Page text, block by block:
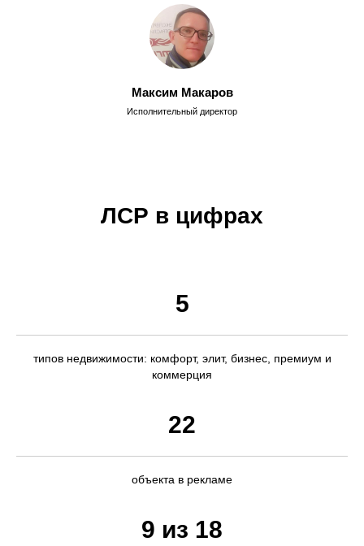
Максим Макаров
Исполнительный директор
ЛСР в цифрах
5
типов недвижимости: комфорт, элит, бизнес, премиум и
коммерция
22
объекта в рекламе
9 из 18